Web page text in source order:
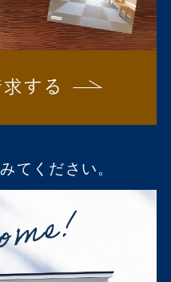
てください。